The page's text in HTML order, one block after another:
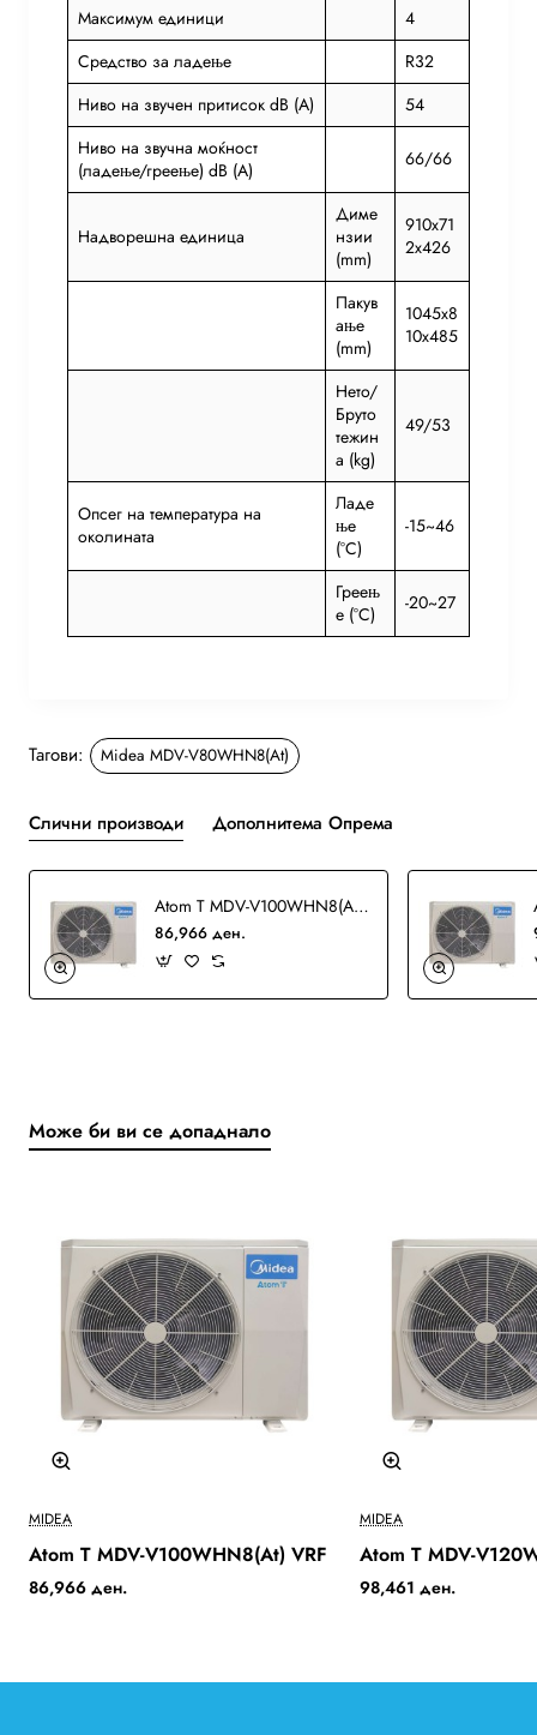
Максимум единици
4
Средство за ладење
R32
Ниво на звучен притисок dB (A)
54
Ниво на звучна моќност
(ладење/греење) dB (A)
66/66
Надворешна единица
Диме
нзии
(mm)
910x71
2x426
Пакув
ање
(mm)
1045x8
10x485
Нето/
Бруто
тежин
а (kg)
49/53
Опсег на температура на
околината
Ладе
ње
(°C)
-15~46
Греењ
е (°C)
-20~27
Тагови: Midea MDV-V80WHN8(At)
Слични производи Дополнитема Опрема
Atom T MDV-V100WHN8(At) VRF
86,966 ден.
Може би ви се допаднало
MIDEA
Atom T MDV-V100WHN8(At) VRF
86,966 ден.
MIDEA
Atom T MDV-
98,461 ден.